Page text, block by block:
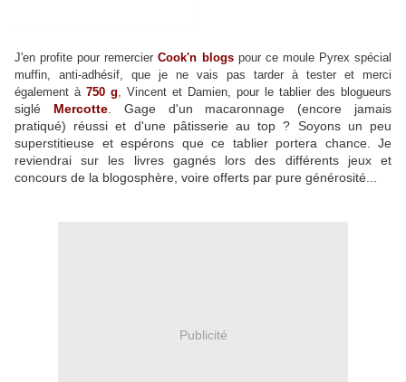
J'en profite pour remercierCook'n blogspour ce moule Pyrex spécial
muffin, anti-adhésif, que je ne vais pas tarder à tester et merci
également à 750 g, Vincent et Damien, pour le tablier des blogueurs
siglé Mercotte. Gage d'un macaronnage (encore jamais
pratiqué) réussi et d'une pâtisserie au top ? Soyons un peu
superstitieuse et espérons que ce tablier portera chance. Je
reviendrai sur les livres gagnés lors des différents jeux et
concours de la blogosphère, voire offerts par pure générosité...
Publicité